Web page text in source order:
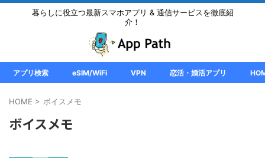
暮らしに役立つ最新スマホアプリ & 通信サービスを徹底紹
介！
アプリ検索 eSIM/WiFi VPN 恋活・婚活アプリ
HOME > ボイスメモ
ボイスメモ